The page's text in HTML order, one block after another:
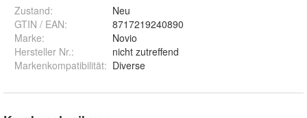
Zustand:
Neu
GTIN / EAN:
8717219240890
Marke:
Novio
Hersteller Nr.:
nicht zutreffend
Markenkompatibilität: Diverse